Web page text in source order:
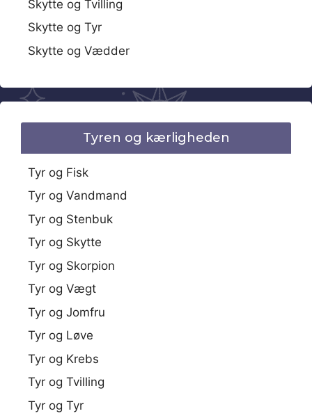
Skytte og Tvilling
Skytte og Tyr
Skytte og Vædder
Tyren og kærligheden
Tyr og Fisk
Tyr og Vandmand
Tyr og Stenbuk
Tyr og Skytte
Tyr og Skorpion
Tyr og Vægt
Tyr og Jomfru
Tyr og Løve
Tyr og Krebs
Tyr og Tvilling
Tyr og Tyr